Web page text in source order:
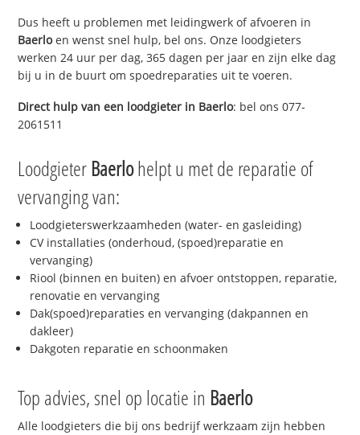
Dus heeft u problemen met leidingwerk of afvoeren in
Baerloen wenst snel hulp, bel ons. Onze loodgieters
werken 24 uur per dag, 365 dagen per jaar en zijn elke dag
bij u in de buurt om spoedreparaties uit te voeren.
Direct hulp van een loodgieter in Baerlo: bel ons 077-
2061511
Loodgieter Baerlohelpt u met de reparatie of
vervanging van:
Loodgieterswerkzaamheden (water- en gasleiding)
CV installaties (onderhoud, (spoed)reparatie en
vervanging)
Riool (binnen en buiten) en afvoer ontstoppen, reparatie,
renovatie en vervanging
Dak(spoed)reparaties en vervanging (dakpannen en
dakleer)
Dakgoten reparatie en schoonmaken
Top advies, snel op locatie in Baerlo
Alle loodgieters die bij ons bedrijf werkzaam zijn hebben